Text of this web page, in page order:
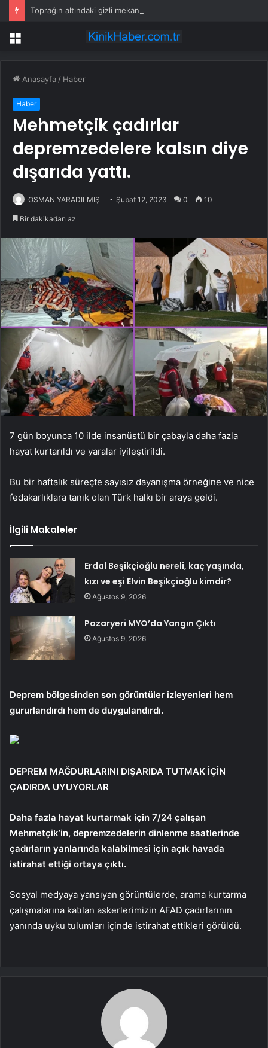
Menü
Anasayfa / Haber
Haber
Mehmetçik çadırlar
depremzedelere kalsın diye
dışarıda yattı.
OSMAN YARADILMIŞ Şubat 12, 2023 0 10
Bir dakikadan az
7 gün boyunca 10 ilde insanüstü bir çabayla daha fazla
hayat kurtarıldı ve yaralar iyileştirildi.
Bu bir haftalık süreçte sayısız dayanışma örneğine ve nice
fedakarlıklara tanık olan Türk halkı bir araya geldi.
İlgili Makaleler
Erdal Beşikçioğlu nereli, kaç yaşında,
kızı ve eşi Elvin Beşikçioğlu kimdir?
Ağustos 9, 2026
Pazaryeri MYO’da Yangın Çıktı
Ağustos 9, 2026
Deprem bölgesinden son görüntüler izleyenleri hem
gururlandırdı hem de duygulandırdı.
DEPREM MAĞDURLARINI DIŞARIDA TUTMAK İÇİN
ÇADIRDA UYUYORLAR
Daha fazla hayat kurtarmak için 7/24 çalışan
Mehmetçik’in, depremzedelerin dinlenme saatlerinde
çadırların yanlarında kalabilmesi için açık havada
istirahat ettiği ortaya çıktı.
Sosyal medyaya yansıyan görüntülerde, arama kurtarma
çalışmalarına katılan askerlerimizin AFAD çadırlarının
yanında uyku tulumları içinde istirahat ettikleri görüldü.